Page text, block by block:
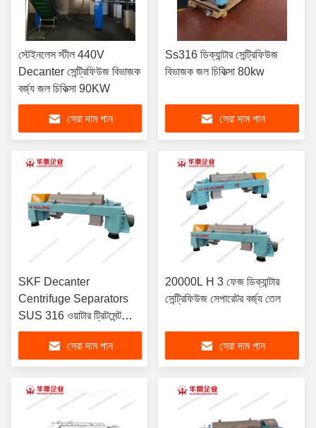
স্টেইনলেস স্টীল 440V
Decanter সেন্ট্রিফিউজ বিভাজক
বর্জ্য জল চিকিত্সা 90KW
সেরা দাম পান
Ss316 ডিক্যান্টার সেন্ট্রিফিউজ
বিভাজক জল চিকিত্সা 80kw
সেরা দাম পান
SKF Decanter
Centrifuge Separators
SUS 316 ওয়াটার ট্রিটমেন্ট
সেন্ট্রিফিউজ
সেরা দাম পান
20000L H 3 ফেজ ডিক্যান্টার
সেন্ট্রিফিউজ সেপারেটর বর্জ্য তেল
সেরা দাম পান